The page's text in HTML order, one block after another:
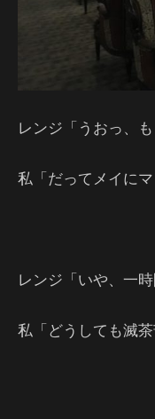
レンジ「うおっ、
私「だってメイにマ
レンジ「いや、一
私「どうしても滅